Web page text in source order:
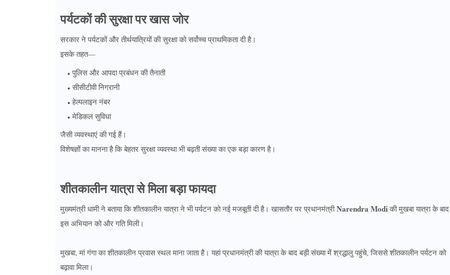
पर्यटकों की सुरक्षा पर खास जोर
सरकार ने पर्यटकों और तीर्थयात्रियों की सुरक्षा को सर्वोच्च प्राथमिकता दी है।
इसके तहत—
पुलिस और आपदा प्रबंधन की तैनाती
सीसीटीवी निगरानी
हेल्पलाइन नंबर
मेडिकल सुविधा
जैसी व्यवस्थाएं की गई हैं।
विशेषज्ञों का मानना है कि बेहतर सुरक्षा व्यवस्था भी बढ़ती संख्या का एक बड़ा कारण है।
शीतकालीन यात्रा से मिला बड़ा फायदा
मुख्यमंत्री धामी ने बताया कि शीतकालीन यात्रा ने भी पर्यटन को नई मजबूती दी है। खासतौर पर प्रधानमंत्रीNarendra Modiकी मुखबा यात्रा के बाद
इस अभियान को और गति मिली।
मुखबा, मां गंगा का शीतकालीन प्रवास स्थल माना जाता है। यहां प्रधानमंत्री की यात्रा के बाद बड़ी संख्या में श्रद्धालु पहुंचे, जिससे शीतकालीन पर्यटन को
बढ़ावा मिला।